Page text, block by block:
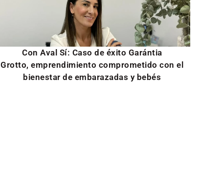
Con Aval Sí: Caso de éxito Garántia
Grotto, emprendimiento comprometido con el
bienestar de embarazadas y bebés